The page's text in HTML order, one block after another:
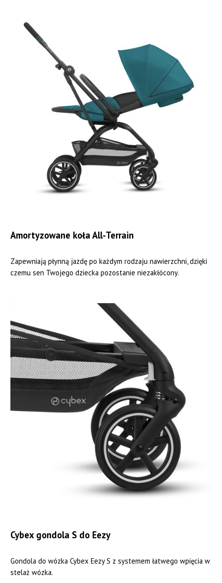
Amortyzowane koła All-Terrain
Zapewniają płynną jazdę po każdym rodzaju nawierzchni, dzięki
czemu sen Twojego dziecka pozostanie niezakłócony.
Cybex gondola S do Eezy
Gondola do wózka Cybex Eezy S z systemem łatwego wpięcia w
stelaż wózka.